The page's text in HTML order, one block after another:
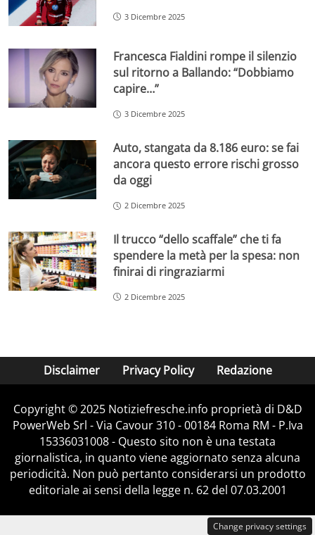
3 Dicembre 2025
Francesca Fialdini rompe il silenzio
sul ritorno a Ballando: “Dobbiamo
capire…”
3 Dicembre 2025
Auto, stangata da 8.186 euro: se fai
ancora questo errore rischi grosso
da oggi
2 Dicembre 2025
Il trucco “dello scaffale” che ti fa
spendere la metà per la spesa: non
finirai di ringraziarmi
2 Dicembre 2025
Disclaimer Privacy Policy Redazione
Copyright © 2025 Notiziefresche.info proprietà di D&D
PowerWeb Srl - Via Cavour 310 - 00184 Roma RM - P.Iva
15336031008 - Questo sito non è una testata
giornalistica, in quanto viene aggiornato senza alcuna
periodicità. Non può pertanto considerarsi un prodotto
editoriale ai sensi della legge n. 62 del 07.03.2001
Change privacy settings